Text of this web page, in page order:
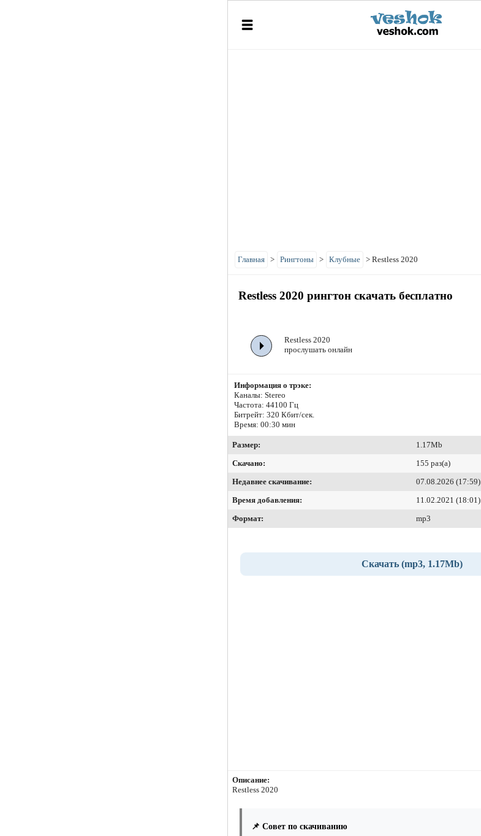
Главная > Рингтоны > Клубные > Restless 2020
Restless 2020 рингтон скачать бесплатно
Restless 2020
прослушать онлайн
Информация о трэке:
Каналы: Stereo
Частота: 44100 Гц
Битрейт: 320 Кбит/сек.
Время: 00:30 мин
Размер:
1.17Mb
Скачано:
155 раз(а)
Недавнее скачивание:
07.08.2026 (17:59)
Время добавления:
11.02.2021 (18:01)
Формат:
mp3
Скачать (mp3, 1.17Mb)
Описание:
Restless 2020
📌 Совет по скачиванию